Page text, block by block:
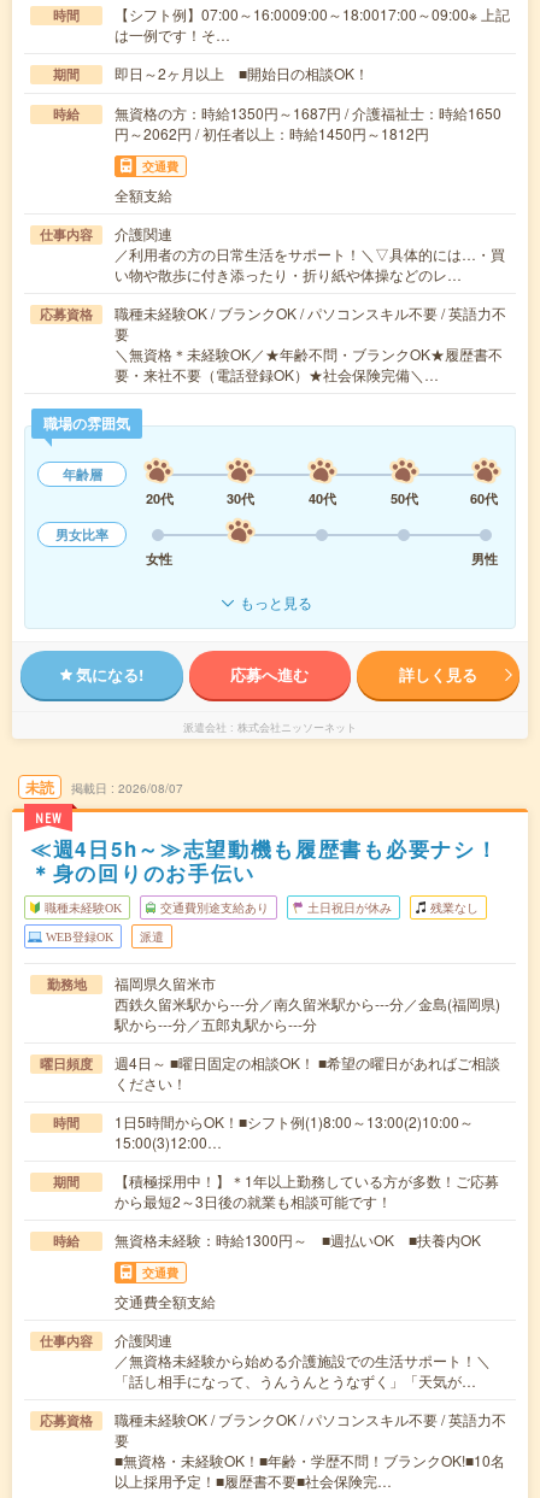
時間
【シフト例】07:00～16:0009:00～18:0017:00～09:00※ 上記
は一例です！そ…
期間 即日～2ヶ月以上 ■開始日の相談OK！
時給
無資格の方：時給1350円～1687円 / 介護福祉士：時給1650
円～2062円 / 初任者以上：時給1450円～1812円
交通費
全額支給
仕事内容
介護関連
／利用者の方の日常生活をサポート！＼▽具体的には…・買
い物や散歩に付き添ったり・折り紙や体操などのレ…
応募資格
職種未経験OK / ブランクOK / パソコンスキル不要 / 英語力不
要
＼無資格＊未経験OK／★年齢不問・ブランクOK★履歴書不
要・来社不要（電話登録OK）★社会保険完備＼…
職場の雰囲気
年齢層
20代
30代 40代 50代
60代
男女比率
女性
男性
もっと見る
気になる! 応募へ進む 詳しく見る
派遣会社 株式会社ニッソーネット
未読
NEW
掲載日 2026/08/07
≪週4日5h～≫志望動機も履歴書も必要ナシ！
＊身の回りのお手伝い
職種未経験OK 交通費別途支給あり 土日祝日が休み 残業なし
WEB登録OK 派遣
勤務地
福岡県久留米市
西鉄久留米駅から---分／南久留米駅から---分／金島(福岡県)
駅から---分／五郎丸駅から---分
曜日頻度
週4日～ ■曜日固定の相談OK！ ■希望の曜日があればご相談
ください！
時間
1日5時間からOK！■シフト例(1)8:00～13:00(2)10:00～
15:00(3)12:00…
期間
【積極採用中！】＊1年以上勤務している方が多数！ご応募
から最短2～3日後の就業も相談可能です！
時給 無資格未経験：時給1300円～ ■週払いOK ■扶養内OK
交通費
交通費全額支給
仕事内容
介護関連
／無資格未経験から始める介護施設での生活サポート！＼
「話し相手になって、うんうんとうなずく」「天気が…
応募資格
職種未経験OK / ブランクOK / パソコンスキル不要 / 英語力不
要
■無資格・未経験OK！■年齢・学歴不問！ブランクOK!■10名
以上採用予定！■履歴書不要■社会保険完…